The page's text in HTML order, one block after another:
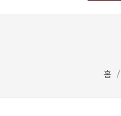
홈